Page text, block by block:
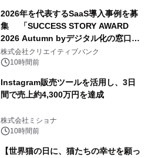
2026年を代表するSaaS導入事例を募
集 「SUCCESS STORY AWARD
2026 Autumn byデジタル化の窓口」
開催
株式会社クリエイティブバンク
10時間前
Instagram販売ツールを活用し、3日
間で売上約4,300万円を達成
株式会社ミショナ
10時間前
【世界猫の日に、猫たちの幸せを願っ